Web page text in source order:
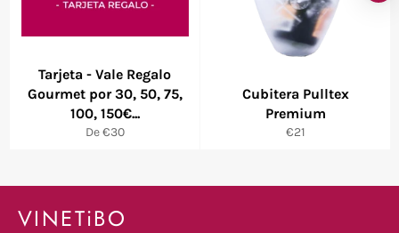
Tarjeta - Vale Regalo
Gourmet por 30, 50, 75,
100, 150€...
De €30
Cubitera Pulltex
Premium
Precio
€21
VINETiBO